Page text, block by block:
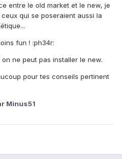
entre le old market et le new, je
qui se poseraient aussi la
fun ! :ph34r:
ne peut pas installer le new.
pour tes conseils pertinent
Minus51